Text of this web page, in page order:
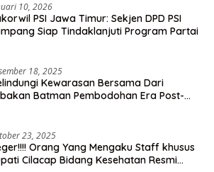
10, 2026
PSI Jawa Timur: Sekjen DPD PSI
Siap Tindaklanjuti Program Partai
18, 2025
Kewarasan Bersama Dari
Batman Pembodohan Era Post-
23, 2025
Orang Yang Mengaku Staff khusus
Cilacap Bidang Kesehatan Resmi